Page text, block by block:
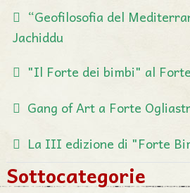
“Geofilosofia del
Jachiddu
"Il Forte dei bimbi" al
Gang of Art a Forte
La III edizione di "Forte
Sottocategorie